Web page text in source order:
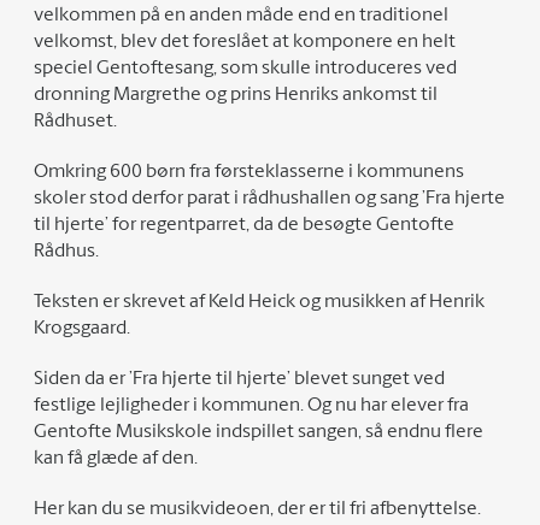
velkommen på en anden måde end en traditionel
velkomst, blev det foreslået at komponere en helt
speciel Gentoftesang, som skulle introduceres ved
dronning Margrethe og prins Henriks ankomst til
Rådhuset.
Omkring 600 børn fra førsteklasserne i kommunens
skoler stod derfor parat i rådhushallen og sang ’Fra hjerte
til hjerte’ for regentparret, da de besøgte Gentofte
Rådhus.
Teksten er skrevet af Keld Heick og musikken af Henrik
Krogsgaard.
Siden da er ’Fra hjerte til hjerte’ blevet sunget ved
festlige lejligheder i kommunen. Og nu har elever fra
Gentofte Musikskole indspillet sangen, så endnu flere
kan få glæde af den.
Her kan du se musikvideoen, der er til fri afbenyttelse.